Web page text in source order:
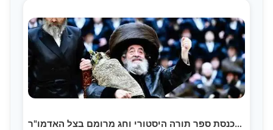
הכנסת ספר תורה היסטורי וחג מרומם בצל האדמו"ר…